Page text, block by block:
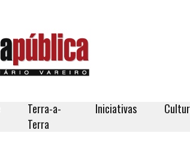
Terra-a-
Terra
Iniciativas